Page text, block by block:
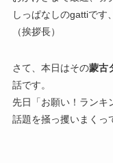
しっぱなしのgattiです
（挨拶長）
さて、本日はその蒙古
話です。
先日「お願い！ランキ
話題を掻っ攫いまくっ